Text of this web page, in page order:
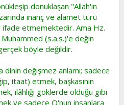
donuklaşan "Allah'ın
inanç ve alamet türü
etmemektedir. Ama Hz.
(s.a.s.)'e değin
böyle değildir.
değişmez anlamı; sadece
itaat) etmek, başkasının
ilâhlığı göklerde olduğu gibi
ve sadece O'nun insanlara